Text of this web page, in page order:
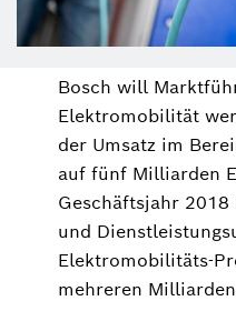
Bosch will
Elektromobilität
der Umsatz im
auf fünf Milliarden
Geschäftsjahr 2018
und
Elektromobilitäts-
mehreren